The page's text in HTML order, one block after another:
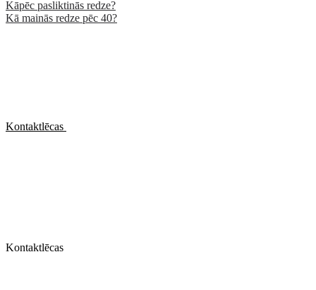
Kāpēc pasliktinās redze?
Kā mainās redze pēc 40?
Kontaktlēcas
Kontaktlēcas